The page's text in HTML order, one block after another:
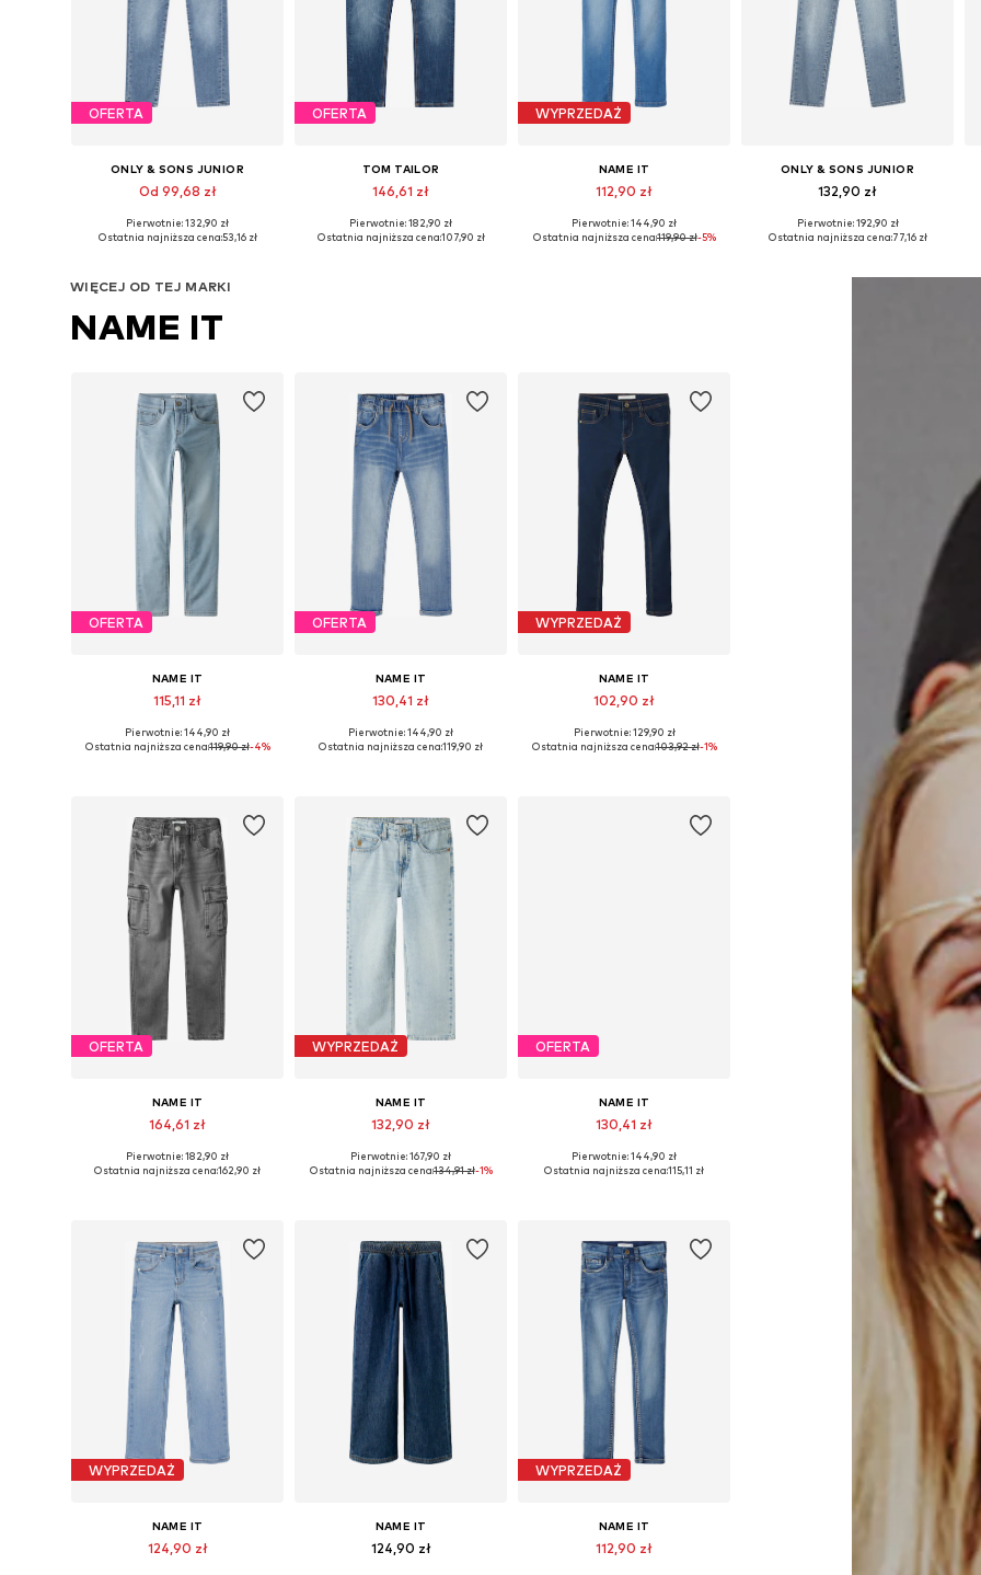
OFERTA
ONLY & SONS JUNIOR
Od 99,68 zł
Dostępne w różnych rozmiarach
Pierwotnie: 132,90 zł
Ostatnia najniższa cena:53,16 zł
OFERTA
TOM TAILOR
146,61 zł
Dostępne w różnych rozmiarach
Pierwotnie: 182,90 zł
Ostatnia najniższa cena:107,90 zł
WYPRZEDAŻ
NAME IT
112,90 zł
Dostępne w różnych rozmiarach
Pierwotnie: 144,90 zł
Ostatnia najniższa cena:119,90 zł-5%
ONLY & SONS JUNIOR
132,90 zł
Dostępne w różnych rozmiarach
Pierwotnie: 192,90 zł
Ostatnia najniższa cena:77,16 zł
WIĘCEJ OD TEJ MARKI
NAME IT
OFERTA
NAME IT
115,11 zł
Dostępne w różnych rozmiarach
Pierwotnie: 144,90 zł
Ostatnia najniższa cena:119,90 zł-4%
OFERTA
NAME IT
130,41 zł
Dostępne w różnych rozmiarach
Pierwotnie: 144,90 zł
Ostatnia najniższa cena:119,90 zł
WYPRZEDAŻ
NAME IT
102,90 zł
Dostępne w różnych rozmiarach
Pierwotnie: 129,90 zł
Ostatnia najniższa cena:103,92 zł-1%
OFERTA
NAME IT
164,61 zł
Dostępne w różnych rozmiarach
Pierwotnie: 182,90 zł
Ostatnia najniższa cena:162,90 zł
WYPRZEDAŻ
NAME IT
132,90 zł
Dostępne w różnych rozmiarach
Pierwotnie: 167,90 zł
Ostatnia najniższa cena:134,91 zł-1%
OFERTA
NAME IT
130,41 zł
Dostępne w różnych rozmiarach
Pierwotnie: 144,90 zł
Ostatnia najniższa cena:115,11 zł
WYPRZEDAŻ
NAME IT
124,90 zł
NAME IT
124,90 zł
WYPRZEDAŻ
NAME IT
112,90 zł